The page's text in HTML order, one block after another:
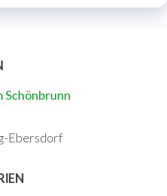
Schönbrunn
Ebersdorf